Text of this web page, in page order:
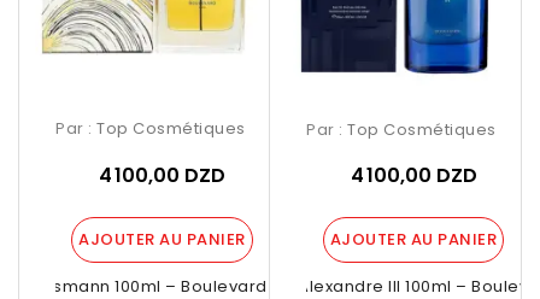
Haussmann 100ml – Boulevard Paris
Par : Top Cosmétiques
4 100,00 DZD
AJOUTER AU PANIER
Pont Alexandre III 100ml –
Par : Top Cosmétiques
4 100,00 DZD
AJOUTER AU PANIER